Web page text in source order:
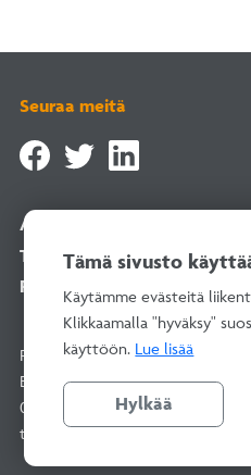
Seuraa meitä
Asiointipalvelu
Tilaa uutiskirje
Rekisteriselosteet
Rakentamisen Laatu RALA ry
Bertel Jungin aukio 1–9, 02600
010 292 2100
(arkisin 8–16)
toimisto@rala.fi
Tämä sivusto
Käytämme evästeitä
Klikkaamalla "hyväksy"
käyttöön. Lue lisää
Hylkää